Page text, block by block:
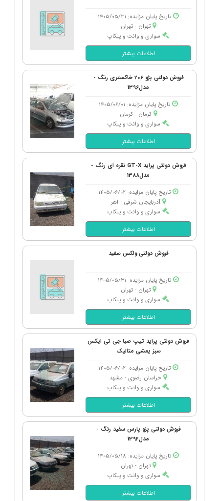
تاریخ پایان مزایده: 1405/05/31
تهران - تهران
سواری و وانت و پیکاپ
اطلاعات بیشتر
فروش دولتی پژو 206 خاکستری رنگ -
مدل1396
تاریخ پایان مزایده: 1405/06/01
کرمان - كرمان
سواری و وانت و پیکاپ
اطلاعات بیشتر
فروش دولتی پراید GT-X نقره ای رنگ -
مدل1388
تاریخ پایان مزایده: 1405/06/02
آذربایجان شرقی - اهر
سواری و وانت و پیکاپ
اطلاعات بیشتر
فروش دولتی ولکس سفید
تاریخ پایان مزایده: 1405/05/31
تهران - تهران
سواری و وانت و پیکاپ
اطلاعات بیشتر
فروش دولتی پراید تیپ صبا جی تی ایکس
سبز یمشی متالیک
تاریخ پایان مزایده: 1405/06/02
خراسان رضوی - مشهد
سواری و وانت و پیکاپ
اطلاعات بیشتر
فروش دولتی پژو پارس سفید رنگ -
مدل1392
تاریخ پایان مزایده: 1405/05/18
تهران - تهران
سواری و وانت و پیکاپ
اطلاعات بیشتر